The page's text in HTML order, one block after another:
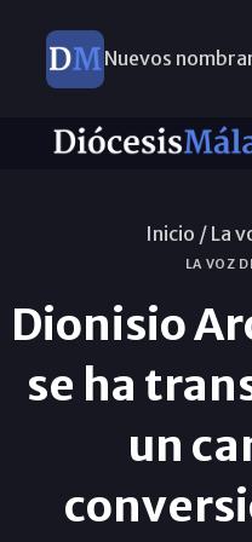
Nuevos
Inicio / La
LA VOZ
Dionisio
se ha
un